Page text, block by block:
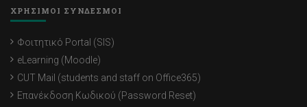
ΧΡΗΣΙΜΟΙ ΣΥΝΔΕΣΜΟΙ
Φοιτητικό Portal (SIS)
eLearning (Moodle)
CUT Mail (students and staff on Office365)
Επανέκδοση Κωδικού (Password Reset)